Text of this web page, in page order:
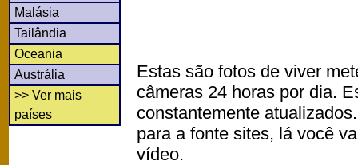
Malásia
Tailândia
Oceania
Austrália
>> Ver mais
países
Estas são fotos de viver
câmeras 24 horas por dia.
constantemente
para a fonte sites, lá você
vídeo.